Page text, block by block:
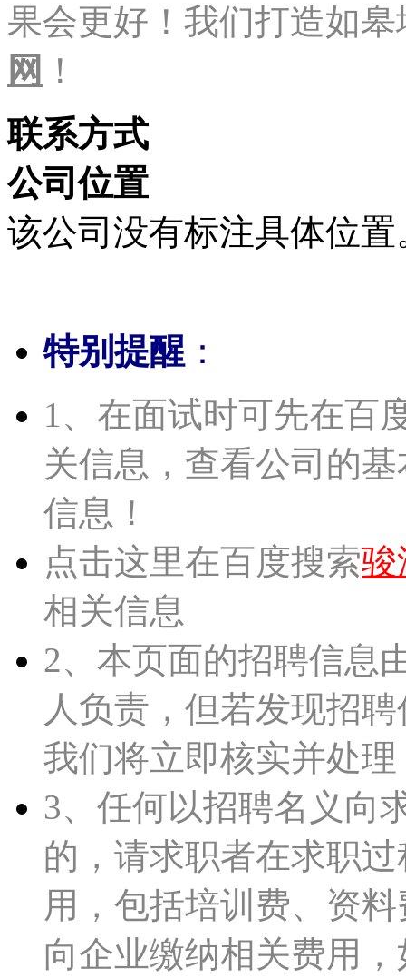
果会更好！我们打造如
网 ！
联系方式
公司位置
该公司没有标注具体位置
特别提醒 ：
1、在面试时可先在百
关信息，查看公司的
信息！
点击这里在百度搜索骏
相关信息
2、本页面的招聘信息
人负责，但若发现招
我们将立即核实并处理
3、任何以招聘名义向
的，请求职者在求职
用，包括培训费、资
向企业缴纳相关费用，